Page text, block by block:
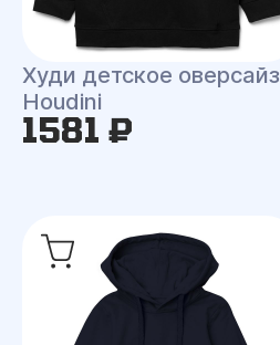
Худи детское оверсайз
Houdini
1581 ₽